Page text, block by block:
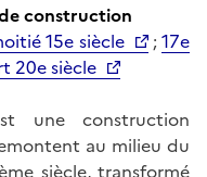
construction
15e siècle ;17e
20e siècle
une construction
au milieu du
siècle, transformé